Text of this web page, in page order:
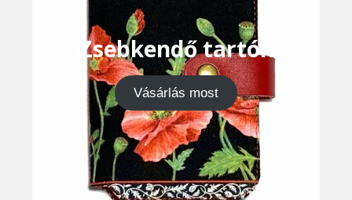
Zsebkendő tartók
Vásárlás most